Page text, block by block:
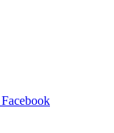
Facebook